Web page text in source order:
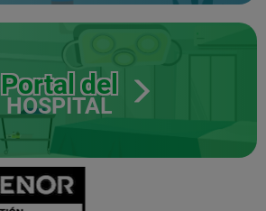
Portal del
HOSPITAL